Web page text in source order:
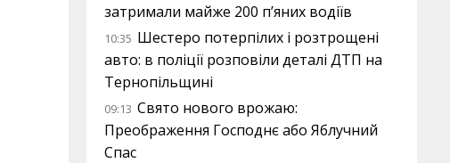
затримали майже 200 п’яних водіїв
10:35 Шестеро потерпілих і розтрощені
авто: в поліції розповіли деталі ДТП на
Тернопільщині
09:13 Свято нового врожаю:
Преображення Господнє або Яблучний
Спас